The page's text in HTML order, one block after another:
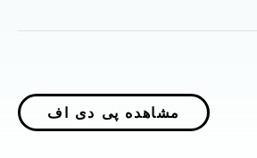
مشاهده پی دی اف